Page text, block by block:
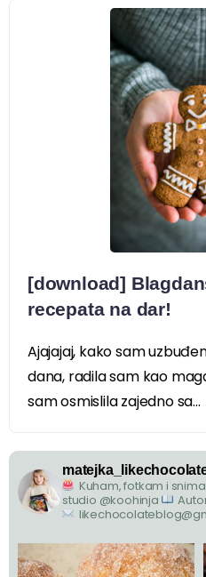
[download]
recepata na dar!
Ajajajaj, kako sam
dana, radila sam kao
sam osmislila zajedno sa...
Kuham, fotkam i
studio @koohinja